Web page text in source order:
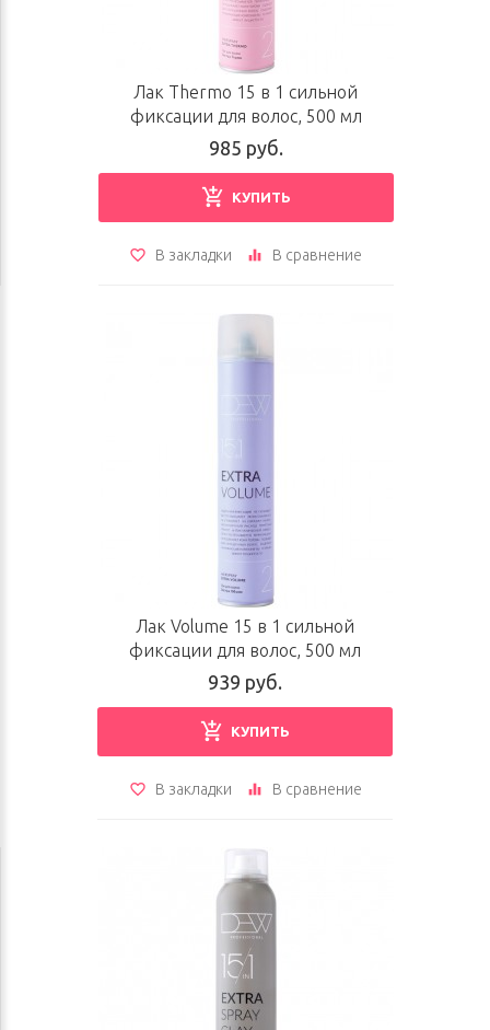
Лак Thermo 15 в 1 сильной
фиксации для волос, 500 мл
985 руб.
КУПИТЬ
В закладки В сравнение
Лак Volume 15 в 1 сильной
фиксации для волос, 500 мл
939 руб.
КУПИТЬ
В закладки В сравнение